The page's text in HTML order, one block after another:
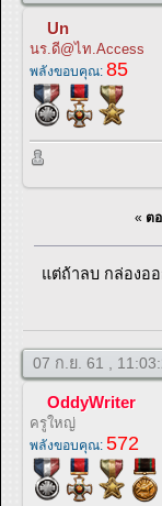
Un
นร.ดี@ไท.Access
พลังขอบคุณ: 85
« ต
แต่ถ้าลบ กล่องอ
07 ก.ย. 61 ,
OddyWriter
ครูใหญ่
พลังขอบคุณ: 572